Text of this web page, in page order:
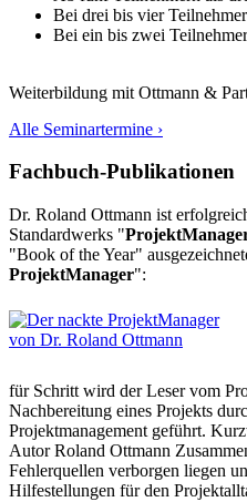
Bei drei bis vier
Bei ein bis zwei
Weiterbildung mit Ottmann &
Alle Seminartermine ›
Fachbuch-Publikationen
Dr. Roland Ottmann ist
Standardwerks "
"Book of the Year"
ProjektManager":
für Schritt wird der Leser vom
Nachbereitung eines Projekts
Projektmanagement geführt.
Autor Roland Ottmann
Fehlerquellen verborgen liegen
Hilfestellungen für den